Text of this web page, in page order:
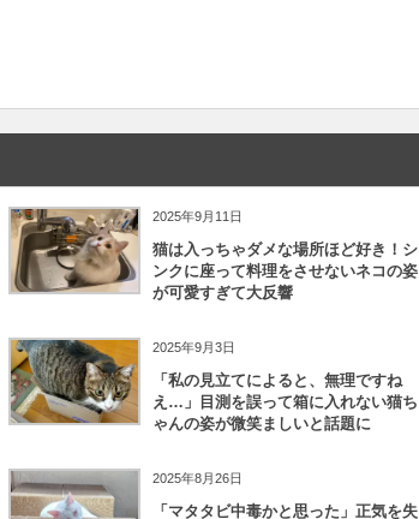
2025年9月11日
猫は入っちゃダメな場所ほど好き！シ
ンクに座って料理をさせないネコの姿
が可愛すぎて大反響
2025年9月3日
「私の見立てによると、無理ですね
え…」目測を誤って箱に入れない猫ち
ゃんの姿が微笑ましいと話題に
2025年8月26日
「マタタビ中毒かと思った」正気を失